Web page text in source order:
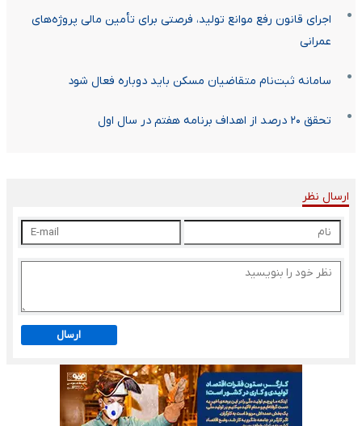
اجرای قانون رفع موانع تولید، فرصتی برای تأمین مالی پروژه‌های
عمرانی
سامانه ثبت‌نام متقاضیان مسکن باید دوباره فعال شود
تحقق ۲۰ درصد از اهداف برنامه هفتم در سال اول
ارسال نظر
ارسال